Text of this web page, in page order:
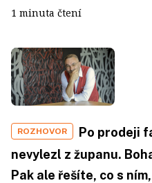
1 minuta čtení
ROZHOVOR
Po prodeji
nevylezl z županu.
Pak ale řešíte, co s